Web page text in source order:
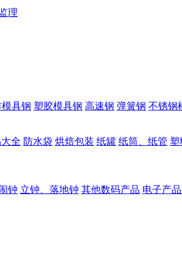
理
具钢 塑胶模具钢 高速钢 弹簧钢 不锈钢
全 防水袋 烘焙包装 纸罐 纸筒、纸管 塑
钟 立钟、落地钟 其他数码产品 电子产